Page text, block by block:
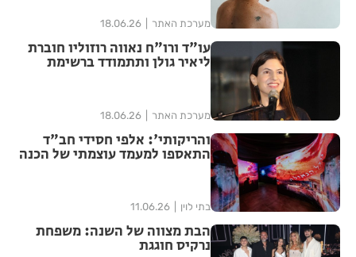
מערכת האתר 18.06.26
עו"ד ורו"ח נאווה רוזוליו חוברת
ליאיר גולן ותתמודד ברשימת
מערכת האתר 18.06.26
והריקותי': אלפי חסידי חב"ד
התאספו למעמד עוצמתי של הכנה
בתי לוין 11.06.26
הבת מצווה של השנה: משפחת
נרקיס חוגגת